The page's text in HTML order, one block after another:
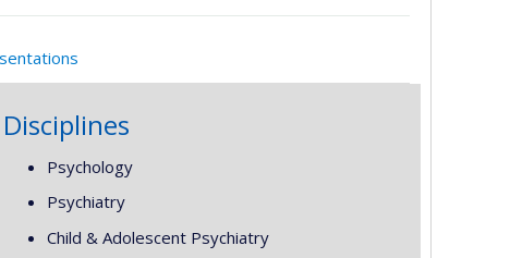
Disciplines
Psychology
Psychiatry
Child & Adolescent Psychiatry